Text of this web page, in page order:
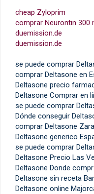
cheap Zyloprim
comprar Neurontin 300
duemission.de
duemission.de
se puede comprar
comprar Deltasone en
Deltasone precio
Deltasone Comprar en
se puede comprar
Dónde conseguir
comprar Deltasone
Deltasone generico
se puede comprar
Deltasone Precio Las
Deltasone Donde
Deltasone sin receta
Deltasone online